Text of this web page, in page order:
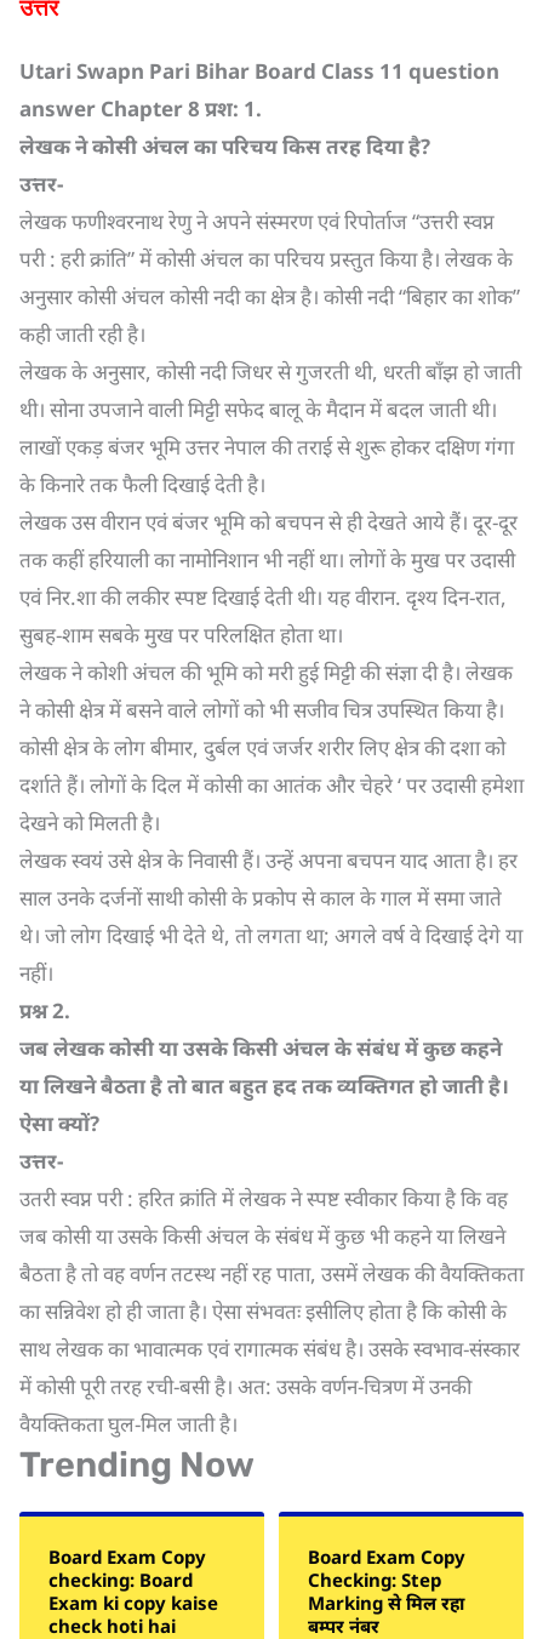
उत्तर
Utari Swapn Pari Bihar Board Class 11 question
answer Chapter 8 प्रश: 1.
लेखक ने कोसी अंचल का परिचय किस तरह दिया है?
उत्तर-
लेखक फणीश्वरनाथ रेणु ने अपने संस्मरण एवं रिपोर्ताज “उत्तरी स्वप्न
परी : हरी क्रांति” में कोसी अंचल का परिचय प्रस्तुत किया है। लेखक के
अनुसार कोसी अंचल कोसी नदी का क्षेत्र है। कोसी नदी “बिहार का शोक”
कही जाती रही है।
लेखक के अनुसार, कोसी नदी जिधर से गुजरती थी, धरती बाँझ हो जाती
थी। सोना उपजाने वाली मिट्टी सफेद बालू के मैदान में बदल जाती थी।
लाखों एकड़ बंजर भूमि उत्तर नेपाल की तराई से शुरू होकर दक्षिण गंगा
के किनारे तक फैली दिखाई देती है।
लेखक उस वीरान एवं बंजर भूमि को बचपन से ही देखते आये हैं। दूर-दूर
तक कहीं हरियाली का नामोनिशान भी नहीं था। लोगों के मुख पर उदासी
एवं निर.शा की लकीर स्पष्ट दिखाई देती थी। यह वीरान. दृश्य दिन-रात,
सुबह-शाम सबके मुख पर परिलक्षित होता था।
लेखक ने कोशी अंचल की भूमि को मरी हुई मिट्टी की संज्ञा दी है। लेखक
ने कोसी क्षेत्र में बसने वाले लोगों को भी सजीव चित्र उपस्थित किया है।
कोसी क्षेत्र के लोग बीमार, दुर्बल एवं जर्जर शरीर लिए क्षेत्र की दशा को
दर्शाते हैं। लोगों के दिल में कोसी का आतंक और चेहरे ‘ पर उदासी हमेशा
देखने को मिलती है।
लेखक स्वयं उसे क्षेत्र के निवासी हैं। उन्हें अपना बचपन याद आता है। हर
साल उनके दर्जनों साथी कोसी के प्रकोप से काल के गाल में समा जाते
थे। जो लोग दिखाई भी देते थे, तो लगता था; अगले वर्ष वे दिखाई देगे या
नहीं।
प्रश्न2.
जब लेखक कोसी या उसके किसी अंचल के संबंध में कुछ कहने
या लिखने बैठता है तो बात बहुत हद तक व्यक्तिगत हो जाती है।
ऐसा क्यों?
उत्तर-
उतरी स्वप्न परी : हरित क्रांति में लेखक ने स्पष्ट स्वीकार किया है कि वह
जब कोसी या उसके किसी अंचल के संबंध में कुछ भी कहने या लिखने
बैठता है तो वह वर्णन तटस्थ नहीं रह पाता, उसमें लेखक की वैयक्तिकता
का सन्निवेश हो ही जाता है। ऐसा संभवतः इसीलिए होता है कि कोसी के
साथ लेखक का भावात्मक एवं रागात्मक संबंध है। उसके स्वभाव-संस्कार
में कोसी पूरी तरह रची-बसी है। अत: उसके वर्णन-चित्रण में उनकी
वैयक्तिकता घुल-मिल जाती है।
Trending Now
Board Exam Copy
checking: Board
Exam ki copy kaise
check hoti hai
Board Exam Copy
Checking: Step
Marking से मिल रहा
बम्पर नंबर